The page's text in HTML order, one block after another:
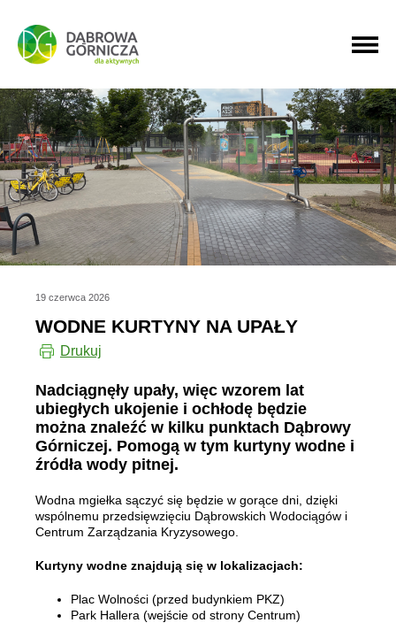
PRZEJDŹ DO MENU GŁÓWNEGO
PRZEJDŹ DO WYSZUKIWARKI
PRZEJDŹ DO TREŚCI
19 czerwca 2026
WODNE KURTYNY NA UPAŁY
Drukuj
Nadciągnęły upały, więc wzorem lat
ubiegłych ukojenie i ochłodę będzie
można znaleźć w kilku punktach Dąbrowy
Górniczej. Pomogą w tym kurtyny wodne i
źródła wody pitnej.
Wodna mgiełka sączyć się będzie w gorące dni, dzięki
wspólnemu przedsięwzięciu Dąbrowskich Wodociągów i
Centrum Zarządzania Kryzysowego.
Kurtyny wodne znajdują się w lokalizacjach:
Plac Wolności (przed budynkiem PKZ)
Park Hallera (wejście od strony Centrum)